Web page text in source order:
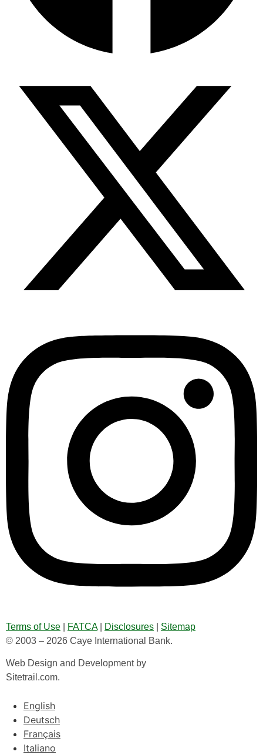
Terms of Use FATCA| Disclosures
Sitemap
© 2003 – 2026 Caye International Bank.
Web Design and Development by
Sitetrail.com.
English
Deutsch
Français
Italiano